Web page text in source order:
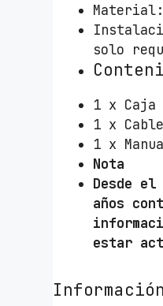
solo
1 x Caja
1 x
1 x
Nota
Desde
años
estar